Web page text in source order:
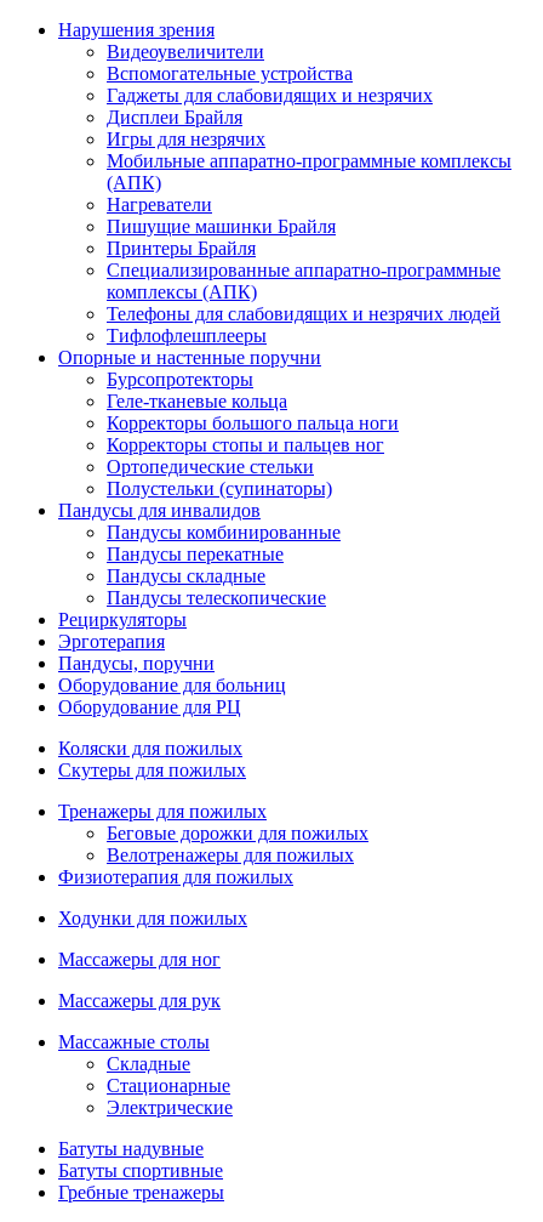
Нарушения зрения
Видеоувеличители
Вспомогательные устройства
Гаджеты для слабовидящих и незрячих
Дисплеи Брайля
Игры для незрячих
Мобильные аппаратно-программные комплексы
(АПК)
Нагреватели
Пишущие машинки Брайля
Принтеры Брайля
Специализированные аппаратно-программные
комплексы (АПК)
Телефоны для слабовидящих и незрячих людей
Тифлофлешплееры
Опорные и настенные поручни
Бурсопротекторы
Геле-тканевые кольца
Корректоры большого пальца ноги
Корректоры стопы и пальцев ног
Ортопедические стельки
Полустельки (супинаторы)
Пандусы для инвалидов
Пандусы комбинированные
Пандусы перекатные
Пандусы складные
Пандусы телескопические
Рециркуляторы
Эрготерапия
Пандусы, поручни
Оборудование для больниц
Оборудование для РЦ
Коляски для пожилых
Скутеры для пожилых
Тренажеры для пожилых
Беговые дорожки для пожилых
Велотренажеры для пожилых
Физиотерапия для пожилых
Ходунки для пожилых
Массажеры для ног
Массажеры для рук
Массажные столы
Складные
Стационарные
Электрические
Батуты надувные
Батуты спортивные
Гребные тренажеры